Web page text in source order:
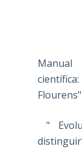
Flourens"
"